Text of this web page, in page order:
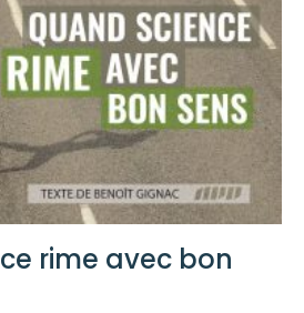
rime avec bon